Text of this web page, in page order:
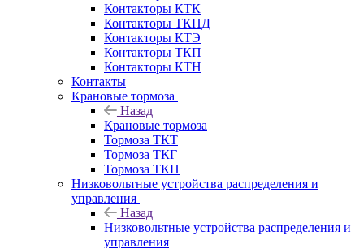
Контакторы КТК
Контакторы ТКПД
Контакторы КТЭ
Контакторы ТКП
Контакторы КТН
Контакты
Крановые тормоза
Назад
Крановые тормоза
Тормоза ТКТ
Тормоза ТКГ
Тормоза ТКП
Низковольтные устройства распределения и
управления
Назад
Низковольтные устройства распределения и
управления